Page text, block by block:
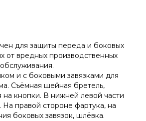
для защиты переда и боковых
от вредных производственных
и с боковыми завязками для
Съёмная шейная бретель,
на кнопки. В нижней левой части
правой стороне фартука, на
боковых завязок, шлёвка.